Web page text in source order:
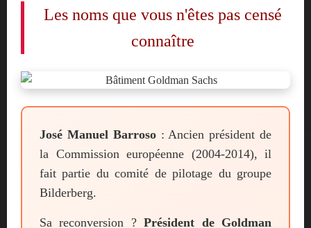
Les noms que vous n'êtes pas censé
connaître
José Manuel Barroso: Ancien président de
la Commission européenne (2004-2014), il
fait partie du comité de pilotage du groupe
Bilderberg.
Sa reconversion ?Président de Goldman